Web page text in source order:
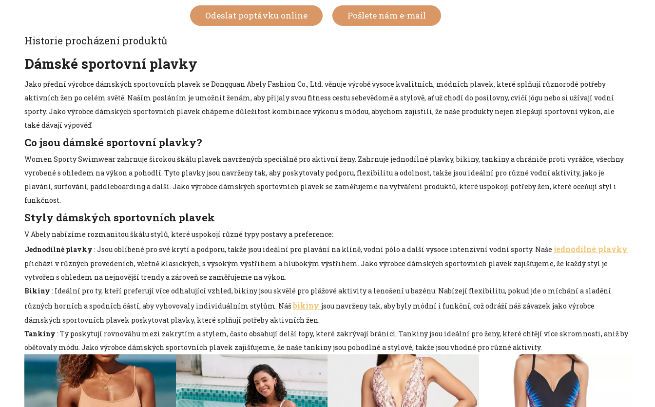
Odeslat poptávku online Pošlete nám e-mail
Historie procházení produktů
Dámské sportovní plavky
Jako přední výrobce dámských sportovních plavek se Dongguan Abely Fashion Co., Ltd. věnuje výrobě vysoce kvalitních, módních plavek, které splňují různorodé potřeby
aktivních žen po celém světě. Naším posláním je umožnit ženám, aby přijaly svou fitness cestu sebevědomě a stylově, ať už chodí do posilovny, cvičí jógu nebo si užívají vodní
sporty. Jako výrobce dámských sportovních plavek chápeme důležitost kombinace výkonu s módou, abychom zajistili, že naše produkty nejen zlepšují sportovní výkon, ale
také dávají výpověď.
Co jsou dámské sportovní plavky?
Women Sporty Swimwear zahrnuje širokou škálu plavek navržených speciálně pro aktivní ženy. Zahrnuje jednodílné plavky, bikiny, tankiny a chrániče proti vyrážce, všechny
vyrobené s ohledem na výkon a pohodlí. Tyto plavky jsou navrženy tak, aby poskytovaly podporu, flexibilitu a odolnost, takže jsou ideální pro různé vodní aktivity, jako je
plavání, surfování, paddleboarding a další. Jako výrobce dámských sportovních plavek se zaměřujeme na vytváření produktů, které uspokojí potřeby žen, které oceňují styl i
funkčnost.
Styly dámských sportovních plavek
V Abely nabízíme rozmanitou škálu stylů, které uspokojí různé typy postavy a preference:
Jednodílné plavky : Jsou oblíbené pro své krytí a podporu, takže jsou ideální pro plavání na klíně, vodní pólo a další vysoce intenzivní vodní sporty. Naše jednodílné plavky
přichází v různých provedeních, včetně klasických, s vysokým výstřihem a hlubokým výstřihem. Jako výrobce dámských sportovních plavek zajišťujeme, že každý styl je
vytvořen s ohledem na nejnovější trendy a zároveň se zaměřujeme na výkon.
Bikiny : Ideální pro ty, kteří preferují více odhalující vzhled, bikiny jsou skvělé pro plážové aktivity a lenošení u bazénu. Nabízejí flexibilitu, pokud jde o míchání a sladění
různých horních a spodních částí, aby vyhovovaly individuálním stylům. Nášbikiny jsou navrženy tak, aby byly módní i funkční, což odráží náš závazek jako výrobce
dámských sportovních plavek poskytovat plavky, které splňují potřeby aktivních žen.
Tankiny : Ty poskytují rovnováhu mezi zakrytím a stylem, často obsahují delší topy, které zakrývají bránici. Tankiny jsou ideální pro ženy, které chtějí více skromnosti, aniž by
obětovaly módu. Jako výrobce dámských sportovních plavek zajišťujeme, že naše tankiny jsou pohodlné a stylové, takže jsou vhodné pro různé aktivity.